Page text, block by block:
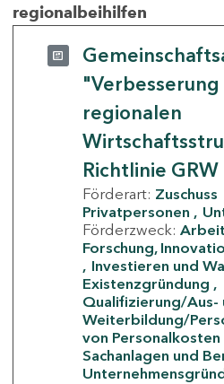
regionalbeihilfen
regionalen
Richtlinie GRW
Förderart: Zuschuss
Privatpersonen
Förderzweck:
Forschung,
Investieren und
Existenzgründung
Qualifizierung/Aus-
Weiterbildung/
von Personalkosten
Sachanlagen und